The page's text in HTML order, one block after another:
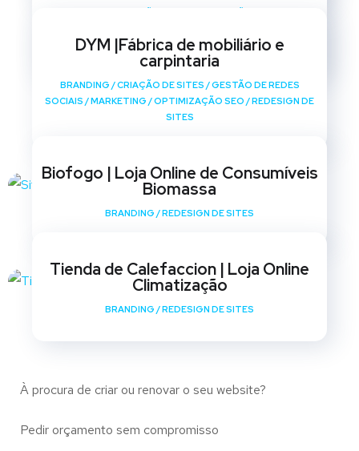
SITES
DYM |Fábrica de mobiliário e
carpintaria
BRANDING /CRIAÇÃO DE SITES /GESTÃO DE REDES
SOCIAIS /MARKETING /OPTIMIZAÇÃO SEO /REDESIGN DE
SITES
Biofogo | Loja Online de Consumíveis
Biomassa
BRANDING /REDESIGN DE SITES
Tienda de Calefaccion | Loja Online
Climatização
BRANDING /REDESIGN DE SITES
À procura de criar ou renovar o seu website?
Pedir orçamento sem compromisso